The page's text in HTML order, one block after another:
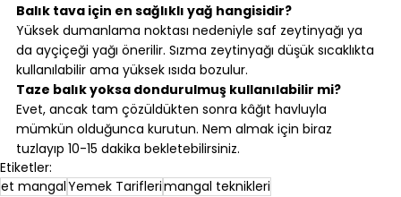
Balık tava için en sağlıklı yağ hangisidir?
Yüksek dumanlama noktası nedeniyle saf zeytinyağı ya
da ayçiçeği yağı önerilir. Sızma zeytinyağı düşük sıcaklıkta
kullanılabilir ama yüksek ısıda bozulur.
Taze balık yoksa dondurulmuş kullanılabilir mi?
Evet, ancak tam çözüldükten sonra kâğıt havluyla
mümkün olduğunca kurutun. Nem almak için biraz
tuzlayıp 10-15 dakika bekletebilirsiniz.
Etiketler:
et mangalYemek Tariflerimangal teknikleri